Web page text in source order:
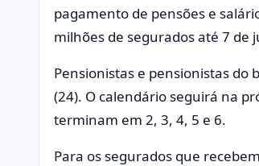
pagamento de pensões e
milhões de segurados até 7 de
Pensionistas e pensionistas do
(24). O calendário seguirá na
terminam em 2, 3, 4, 5 e 6.
Para os segurados que